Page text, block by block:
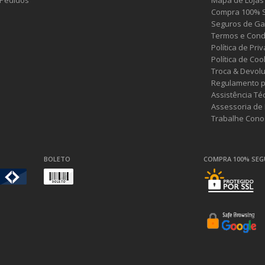
Compra 100%
Seguros de
Termos e
Política de
Política de
Troca &
Regulamento
Assistência
Assessoria de
Trabalhe
BOLETO COMPRA 100%